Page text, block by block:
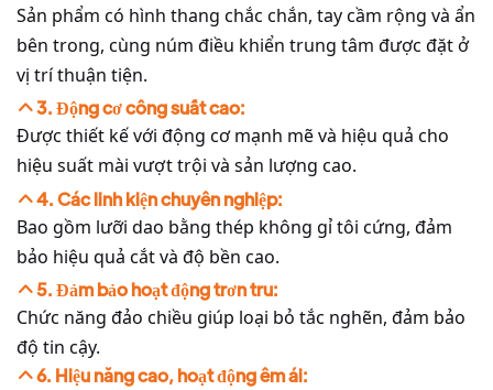
Sản phẩm có hình thang chắc chắn, tay cầm rộng và ẩn
bên trong, cùng núm điều khiển trung tâm được đặt ở
vị trí thuận tiện.
3. Động cơ công suất cao:
Được thiết kế với động cơ mạnh mẽ và hiệu quả cho
hiệu suất mài vượt trội và sản lượng cao.
4. Các linh kiện chuyên nghiệp:
Bao gồm lưỡi dao bằng thép không gỉ tôi cứng, đảm
bảo hiệu quả cắt và độ bền cao.
5. Đảm bảo hoạt động trơn tru:
Chức năng đảo chiều giúp loại bỏ tắc nghẽn, đảm bảo
độ tin cậy.
6. Hiệu năng cao, hoạt động êm ái: